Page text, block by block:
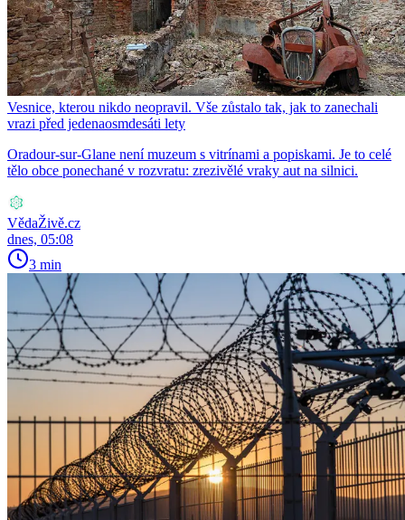
Vesnice, kterou nikdo neopravil. Vše zůstalo tak, jak to zanechali
vrazi před jedenaosmdesáti lety
Oradour-sur-Glane není muzeum s vitrínami a popiskami. Je to celé
tělo obce ponechané v rozvratu: zrezivělé vraky aut na silnici.
VědaŽivě.cz
dnes, 05:08
3 min